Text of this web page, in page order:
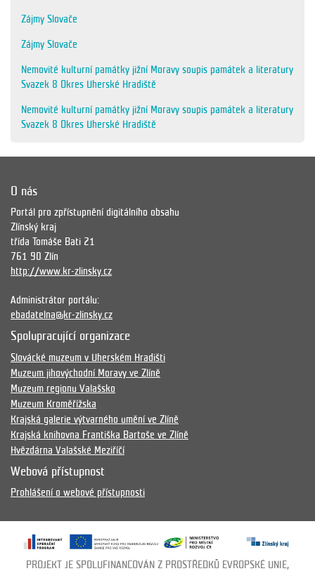
Zájmy Slovače
Zájmy Slovače
Nemovité kulturní památky jižní Moravy soupis památek a literatury
Svazek 8 Okres Uherské Hradiště
Nemovité kulturní památky jižní Moravy soupis památek a literatury
Svazek 8 Okres Uherské Hradiště
O nás
Portál pro zpřístupnění digitálního obsahu
Zlínský kraj
třída Tomáše Bati 21
761 90 Zlín
http://www.kr-zlinsky.cz
Administrátor portálu:
ebadatelna@kr-zlinsky.cz
Spolupracující organizace
Slovácké muzeum v Uherském Hradišti
Muzeum jihovýchodní Moravy ve Zlíně
Muzeum regionu Valašsko
Muzeum Kroměřížska
Krajská galerie výtvarného umění ve Zlíně
Krajská knihovna Františka Bartoše ve Zlíně
Hvězdárna Valašské Meziříčí
Webová přístupnost
Prohlášení o webové přístupnosti
PROJEKT JE SPOLUFINANCOVÁN Z PROSTŘEDKŮ EVROPSKÉ UNIE,